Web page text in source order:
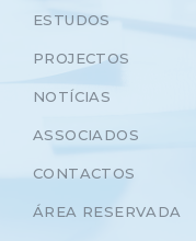
ESTUDOS
PROJECTOS
NOTÍCIAS
ASSOCIADOS
CONTACTOS
ÁREA RESERVADA